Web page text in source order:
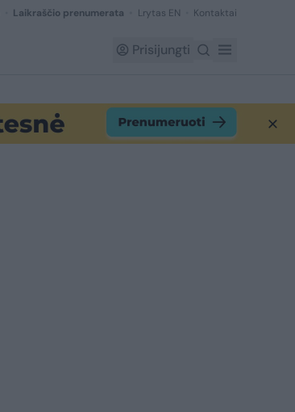
Laikraščio prenumerata Lrytas EN Kontaktai
Prisijungti